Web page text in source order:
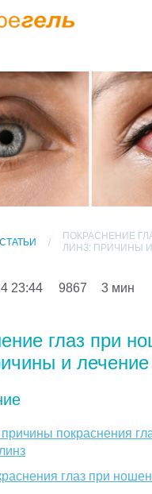
СТАТЬИ
ПОКРАСНЕНИЕ
ЛИНЗ: ПРИЧИНЫ
23:44 9867 3 мин
глаз при
и лечение
покраснения
глаз при